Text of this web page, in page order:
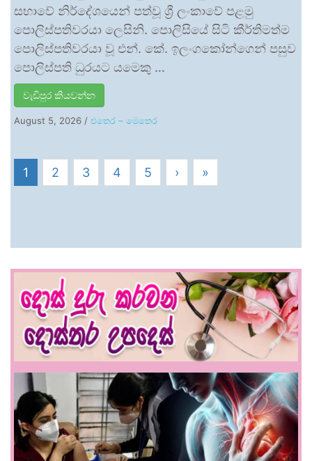
සභාවේ නිර්දේශයෙන් පත්වූ ශ්‍රී ලංකාවේ පළමු
පොලිස්පතිවරයා ලෙසිනි. පොලිසියේ සිටි කීර්තිමත්ම
පොලිස්පතිවරයා වූ එන්. කේ. ඉලංගකෝන්ගෙන් පසුව
පොලිස්පති ධුරයට යමෙකු …
වැඩිපුර කියවන්න
August 5, 2026 / එතෙර – මෙතෙර
1 2 3 4 5 › »